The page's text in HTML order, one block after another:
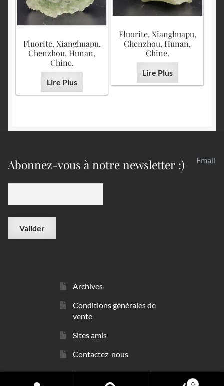
Fluorite, Xianghuapu,
Chenzhou, Hunan,
Chine.
Lire Plus
Fluorite, Xianghuapu,
Chenzhou, Hunan,
Chine.
Lire Plus
Abonnez-vous à notre newsletter :) Email
Archives
Conditions générales de
vente
Sites amis
Contactez-nous
0